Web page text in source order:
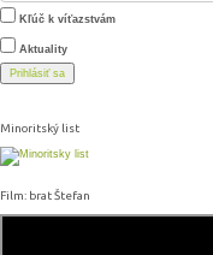
Kľúč k víťazstvám
Aktuality
Prihlásiť sa
Minoritský list
Film: brat Štefan